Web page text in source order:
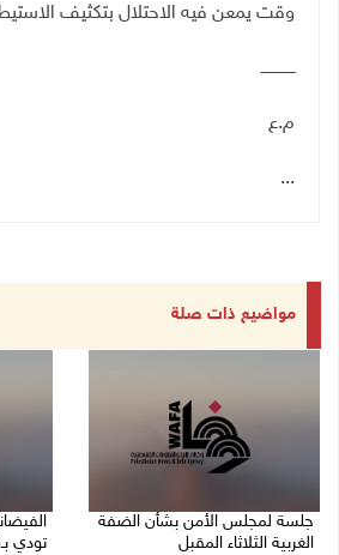
وقت يمعن فيه الاحتلال بتكثيف
ــــــــــــــ
م.ع
...
مواضيع ذات صلة
جلسة لمجلس الأمن بشأن الضفة
الغربية الثلاثاء المقبل
تودي بـ98 شخصاً